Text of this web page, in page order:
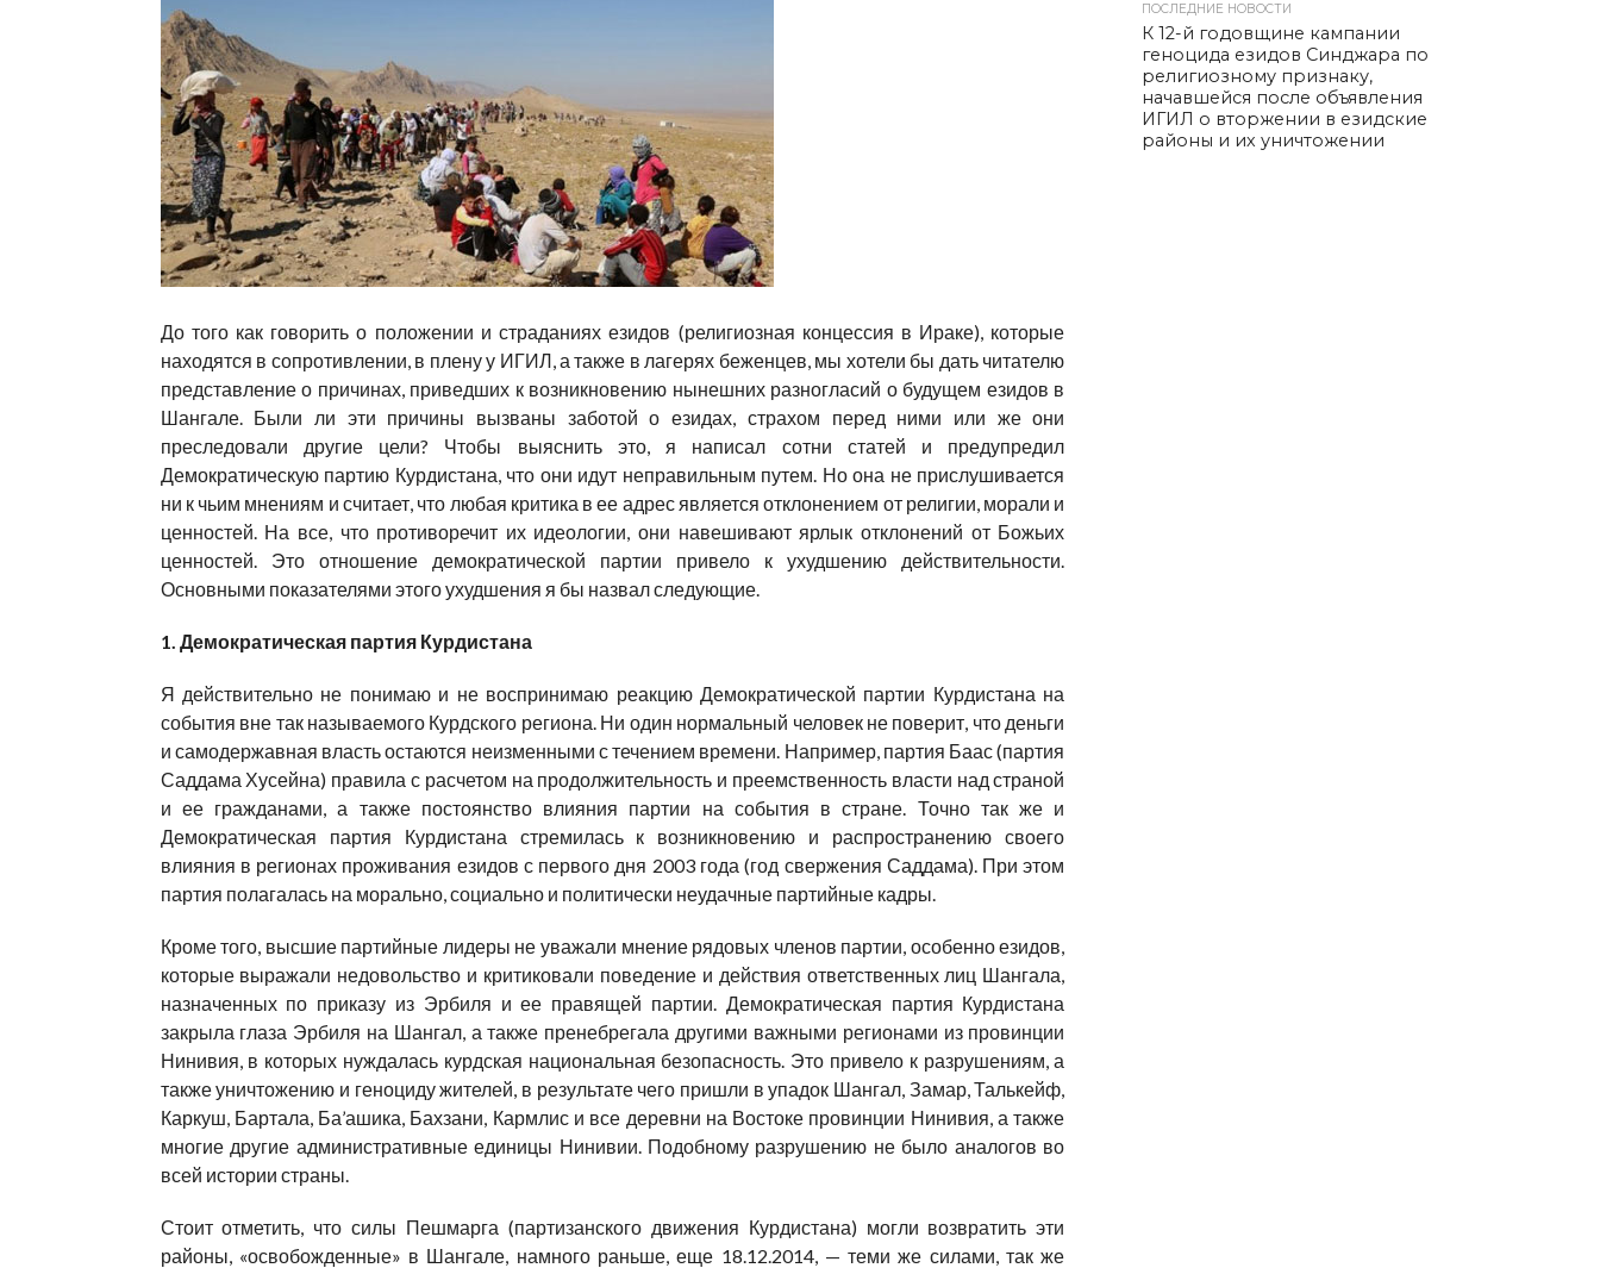
До того как говорить о положении и страданиях езидов (религиозная концессия в Ираке), которые
находятся в сопротивлении, в плену у ИГИЛ, а также в лагерях беженцев, мы хотели бы дать читателю
представление о причинах, приведших к возникновению нынешних разногласий о будущем езидов в
Шангале. Были ли эти причины вызваны заботой о езидах, страхом перед ними или же они
преследовали другие цели? Чтобы выяснить это, я написал сотни статей и предупредил
Демократическую партию Курдистана, что они идут неправильным путем. Но она не прислушивается
ни к чьим мнениям и считает, что любая критика в ее адрес является отклонением от религии, морали и
ценностей. На все, что противоречит их идеологии, они навешивают ярлык отклонений от Божьих
ценностей. Это отношение демократической партии привело к ухудшению действительности.
Основными показателями этого ухудшения я бы назвал следующие.
1. Демократическая партия Курдистана
Я действительно не понимаю и не воспринимаю реакцию Демократической партии Курдистана на
события вне так называемого Курдского региона. Ни один нормальный человек не поверит, что деньги
и самодержавная власть остаются неизменными с течением времени. Например, партия Баас (партия
Саддама Хусейна) правила с расчетом на продолжительность и преемственность власти над страной
и ее гражданами, а также постоянство влияния партии на события в стране. Точно так же и
Демократическая партия Курдистана стремилась к возникновению и распространению своего
влияния в регионах проживания езидов с первого дня 2003 года (год свержения Саддама). При этом
партия полагалась на морально, социально и политически неудачные партийные кадры.
Кроме того, высшие партийные лидеры не уважали мнение рядовых членов партии, особенно езидов,
которые выражали недовольство и критиковали поведение и действия ответственных лиц Шангала,
назначенных по приказу из Эрбиля и ее правящей партии. Демократическая партия Курдистана
закрыла глаза Эрбиля на Шангал, а также пренебрегала другими важными регионами из провинции
Нинивия, в которых нуждалась курдская национальная безопасность. Это привело к разрушениям, а
также уничтожению и геноциду жителей, в результате чего пришли в упадок Шангал, Замар, Талькейф,
Каркуш, Бартала, Ба’ашика, Бахзани, Кармлис и все деревни на Востоке провинции Нинивия, а также
многие другие административные единицы Нинивии. Подобному разрушению не было аналогов во
всей истории страны.
Стоит отметить, что силы Пешмарга (партизанского движения Курдистана) могли возвратить эти
районы, «освобожденные» в Шангале, намного раньше, еще 18.12.2014, — теми же силами, так же
ПОСЛЕДНИЕ НОВОСТИ
К 12-й годовщине кампании
геноцида езидов Синджара по
религиозному признаку,
начавшейся после объявления
ИГИЛ о вторжении в езидские
районы и их уничтожении